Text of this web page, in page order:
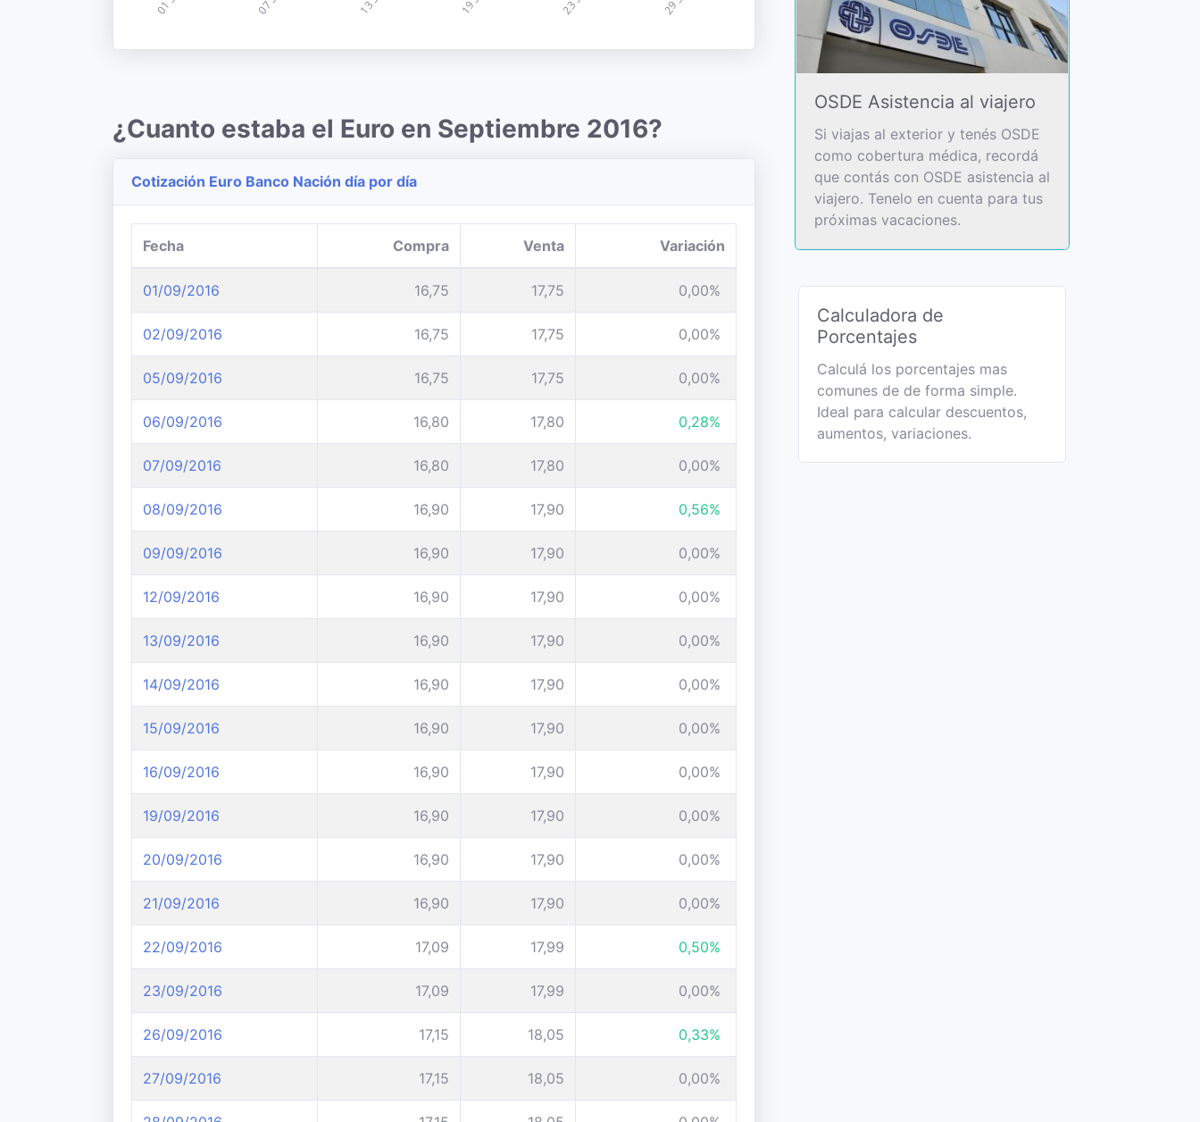
¿Cuanto estaba el Euro en Septiembre 2016?
Cotización Euro Banco Nación día por día
Fecha Compra Venta Variación
01/09/2016 16,75 17,75 0,00%
02/09/2016 16,75 17,75 0,00%
05/09/2016 16,75 17,75 0,00%
06/09/2016 16,80 17,80 0,28%
07/09/2016 16,80 17,80 0,00%
08/09/2016 16,90 17,90 0,56%
09/09/2016 16,90 17,90 0,00%
12/09/2016 16,90 17,90 0,00%
13/09/2016 16,90 17,90 0,00%
14/09/2016 16,90 17,90 0,00%
15/09/2016 16,90 17,90 0,00%
16/09/2016 16,90 17,90 0,00%
19/09/2016 16,90 17,90 0,00%
20/09/2016 16,90 17,90 0,00%
21/09/2016 16,90 17,90 0,00%
22/09/2016 17,09 17,99 0,50%
23/09/2016 17,09 17,99 0,00%
26/09/2016 17,15 18,05 0,33%
27/09/2016 17,15 18,05 0,00%
OSDE Asistencia al viajero
Si viajas al exterior y tenés OSDE
como cobertura médica, recordá
que contás con OSDE asistencia al
viajero. Tenelo en cuenta para tus
próximas vacaciones.
Calculadora de
Porcentajes
Calculá los porcentajes mas
comunes de de forma simple.
Ideal para calcular descuentos,
aumentos, variaciones.